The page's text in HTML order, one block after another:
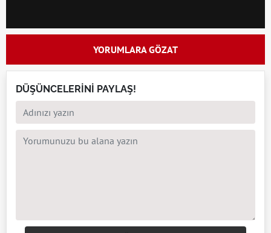
YORUMLARA GÖZAT
DÜŞÜNCELERİNİ PAYLAŞ!